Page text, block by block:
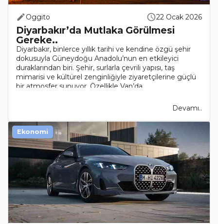
Oggito 22 Ocak 2026
Diyarbakır’da Mutlaka Görülmesi
Gereke..
Diyarbakır, binlerce yıllık tarihi ve kendine özgü şehir
dokusuyla Güneydoğu Anadolu’nun en etkileyici
duraklarından biri. Şehir, surlarla çevrili yapısı, taş
mimarisi ve kültürel zenginliğiyle ziyaretçilerine güçlü
bir atmosfer sunuyor. Özellikle Van’da..
Devamı..
Ekonomi